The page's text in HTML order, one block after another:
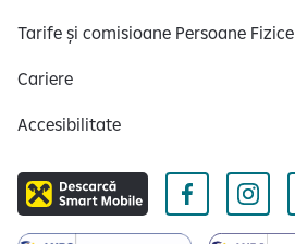
Tarife și comisioane Persoane Fizice
Cariere
Accesibilitate